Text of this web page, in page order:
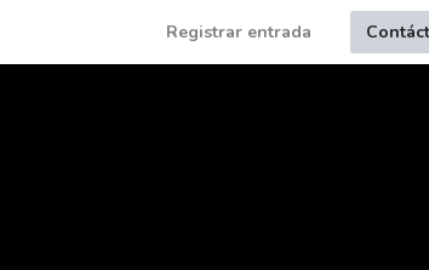
Registrar entrada